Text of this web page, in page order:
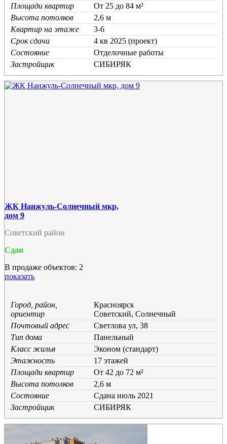
Площади квартир
От 25 до 84 м²
Высота потолков
2,6 м
Квартир на этаже
3-6
Срок сдачи
4 кв 2025 (проект)
Состояние
Отделочные работы
Застройщик
СИБИРЯК
ЖК Нанжуль-Солнечный мкр,
дом 9
Советский район
Сдан
В продаже объектов: 2
показать
Город, район,
ориентир
Красноярск
Советский, Солнечный
Почтовый адрес
Светлова ул, 38
Тип дома
Панельный
Класс жилья
Эконом (стандарт)
Этажность
17 этажей
Площади квартир
От 42 до 72 м²
Высота потолков
2,6 м
Состояние
Cдана июль 2021
Застройщик
СИБИРЯК